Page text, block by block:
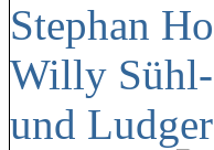
Stephan
Willy
und